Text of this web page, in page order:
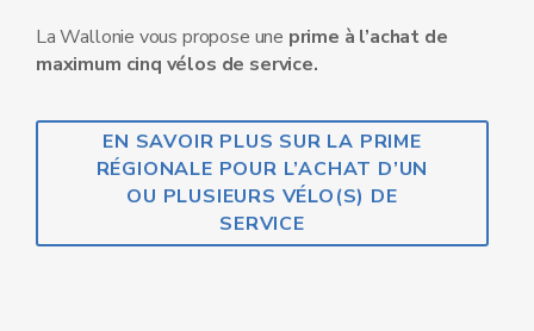
La Wallonie vous propose une prime à l’achat de
maximum cinq vélos de service.
EN SAVOIR PLUS SUR LA PRIME
RÉGIONALE POUR L’ACHAT D’UN
OU PLUSIEURS VÉLO(S) DE
SERVICE